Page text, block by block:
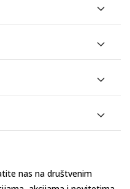
nas na društvenim